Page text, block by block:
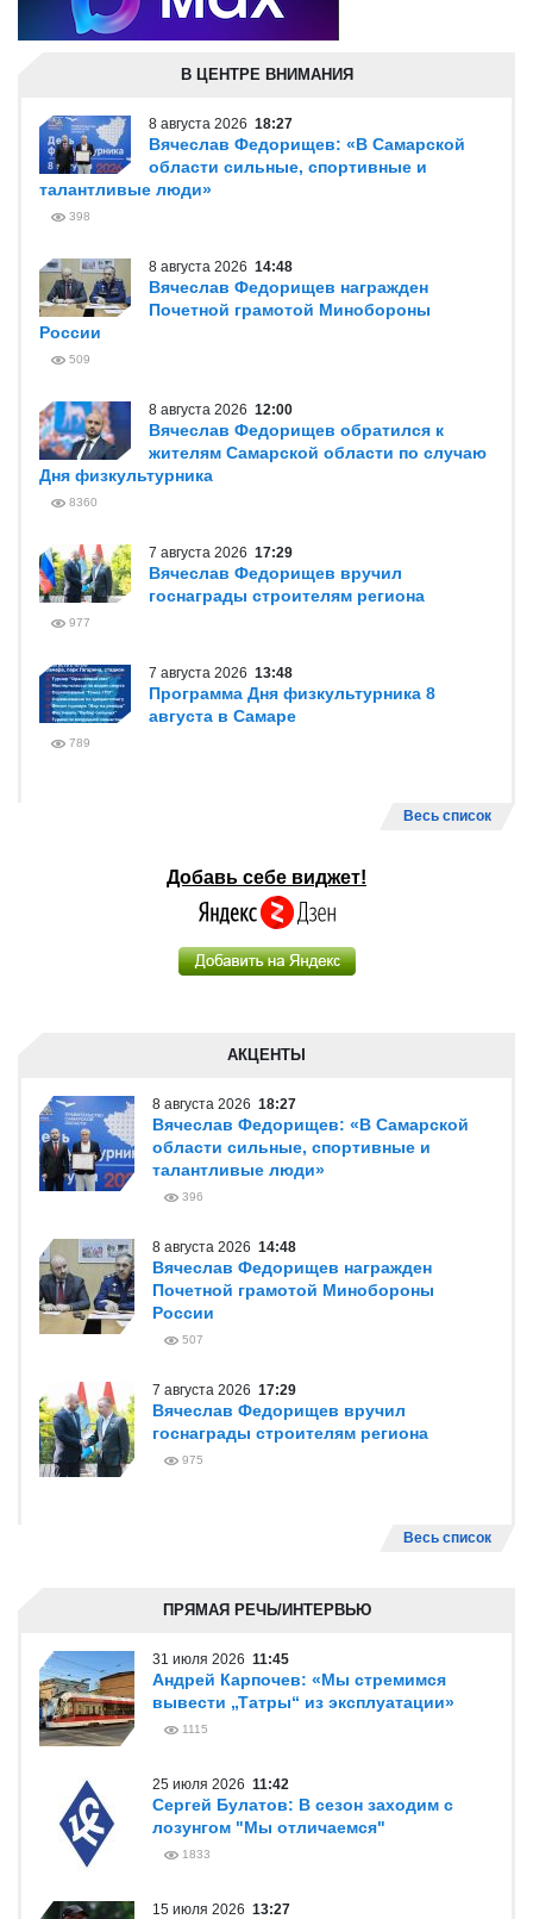
В ЦЕНТРЕ ВНИМАНИЯ
8 августа 2026 18:27
Вячеслав Федорищев: «В Самарской
области сильные, спортивные и
талантливые люди»
398
8 августа 2026 14:48
Вячеслав Федорищев награжден
Почетной грамотой Минобороны
России
509
8 августа 2026 12:00
Вячеслав Федорищев обратился к
жителям Самарской области по случаю
Дня физкультурника
8360
7 августа 2026 17:29
Вячеслав Федорищев вручил
госнаграды строителям региона
977
7 августа 2026 13:48
Программа Дня физкультурника 8
августа в Самаре
789
Весь список
Добавь себе виджет!
АКЦЕНТЫ
8 августа 2026 18:27
Вячеслав Федорищев: «В Самарской
области сильные, спортивные и
талантливые люди»
396
8 августа 2026 14:48
Вячеслав Федорищев награжден
Почетной грамотой Минобороны
России
507
7 августа 2026 17:29
Вячеслав Федорищев вручил
госнаграды строителям региона
975
Весь список
ПРЯМАЯ РЕЧЬ/ИНТЕРВЬЮ
31 июля 2026 11:45
Андрей Карпочев: «Мы стремимся
вывести „Татры“ из эксплуатации»
1115
25 июля 2026 11:42
Сергей Булатов: В сезон заходим с
лозунгом "Мы отличаемся"
1833
15 июля 2026 13:27